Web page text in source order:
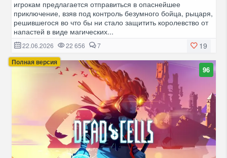
игрокам предлагается отправиться в опаснейшее
приключение, взяв под контроль безумного бойца, рыцаря,
решившегося во что бы ни стало защитить королевство от
напастей в виде магических...
19
22.06.2026 22 656 7
Полная версия
96